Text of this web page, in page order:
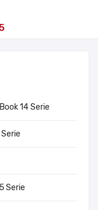
14 Serie
Serie